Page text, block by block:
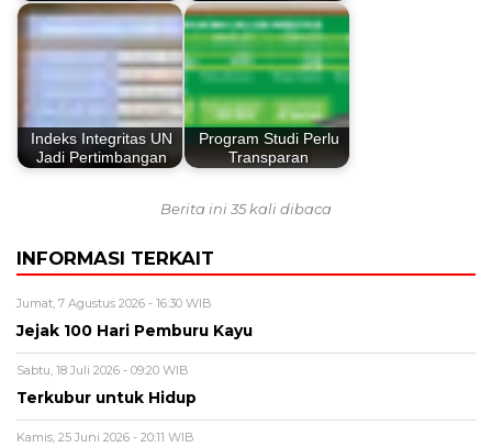
Indeks Integritas UN
Jadi Pertimbangan
Program Studi Perlu
Transparan
Berita ini 35 kali dibaca
INFORMASI TERKAIT
Jumat, 7 Agustus 2026 - 16:30 WIB
Jejak 100 Hari Pemburu Kayu
Sabtu, 18 Juli 2026 - 09:20 WIB
Terkubur untuk Hidup
Kamis, 25 Juni 2026 - 20:11 WIB